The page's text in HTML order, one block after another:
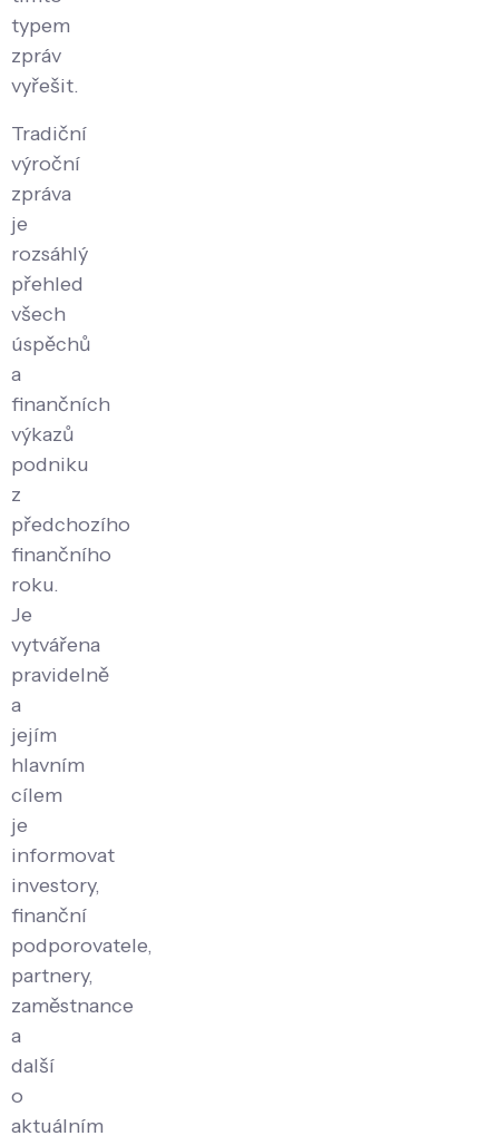
typem
zpráv
vyřešit.
Tradiční
výroční
zpráva
je
rozsáhlý
přehled
všech
úspěchů
a
finančních
výkazů
podniku
z
předchozího
finančního
roku.
Je
vytvářena
pravidelně
a
jejím
hlavním
cílem
je
informovat
investory,
finanční
podporovatele,
partnery,
zaměstnance
a
další
o
aktuálním